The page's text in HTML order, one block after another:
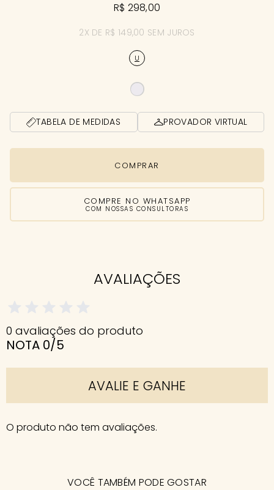
R$ 298,00
2X DE R$ 149,00 SEM JUROS
U
TABELA DE MEDIDAS PROVADOR VIRTUAL
COMPRAR
COMPRE NO WHATSAPP
COM NOSSAS CONSULTORAS
AVALIAÇÕES
0 avaliações do produto
NOTA 0/5
AVALIE E GANHE
O produto não tem avaliações.
VOCÊ TAMBÉM PODE GOSTAR